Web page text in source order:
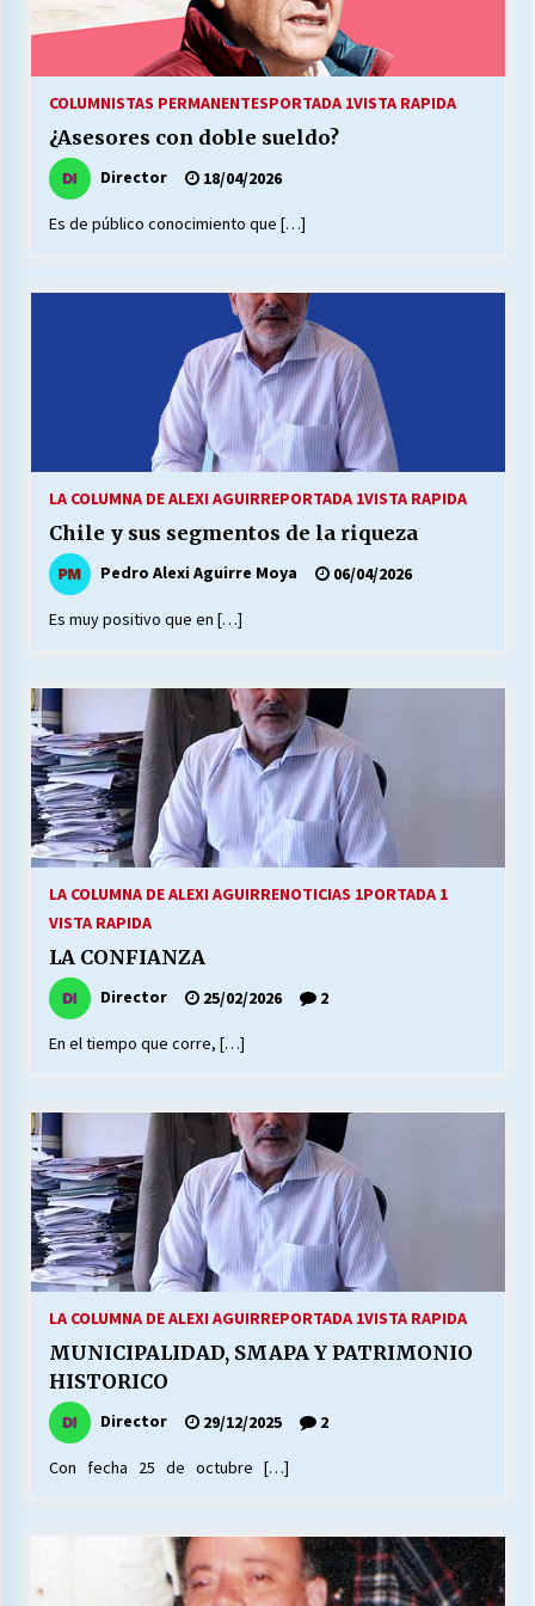
MUNICIPALIDAD, TRABAJADORES, CLIMA
13/07/2026
Escuela hospitalaria El Carmen de Maipu.
23/06/2026
VOLVER A SER ALTERNATIVA
16/06/2026
MUNICIPALIDADES, HONORARIOS, DESPIDOS
28/05/2026
Releyendo la Rerum Novarum a 135 años. “La
cuestión social hoy”.
S.O.S. a los ricos, Save Our Souls (Salvar
Nuestras Almas)
30/04/2026
¿Asesores con doble sueldo?
18/04/2026
06/04/2026
COLUMNISTAS PERMANENTESPORTADA 1VISTA RAPIDA
¿Asesores con doble sueldo?
Director 18/04/2026
Es de público conocimiento que […]
LA COLUMNA DE ALEXI AGUIRREPORTADA 1VISTA RAPIDA
Chile y sus segmentos de la riqueza
Pedro Alexi Aguirre Moya 06/04/2026
Es muy positivo que en […]
LA COLUMNA DE ALEXI AGUIRRENOTICIAS 1PORTADA 1
VISTA RAPIDA
LA CONFIANZA
Director 25/02/2026 2
En el tiempo que corre, […]
LA COLUMNA DE ALEXI AGUIRREPORTADA 1VISTA RAPIDA
MUNICIPALIDAD, SMAPA Y PATRIMONIO
HISTORICO
Director 29/12/2025 2
Con fecha 25 de octubre […]